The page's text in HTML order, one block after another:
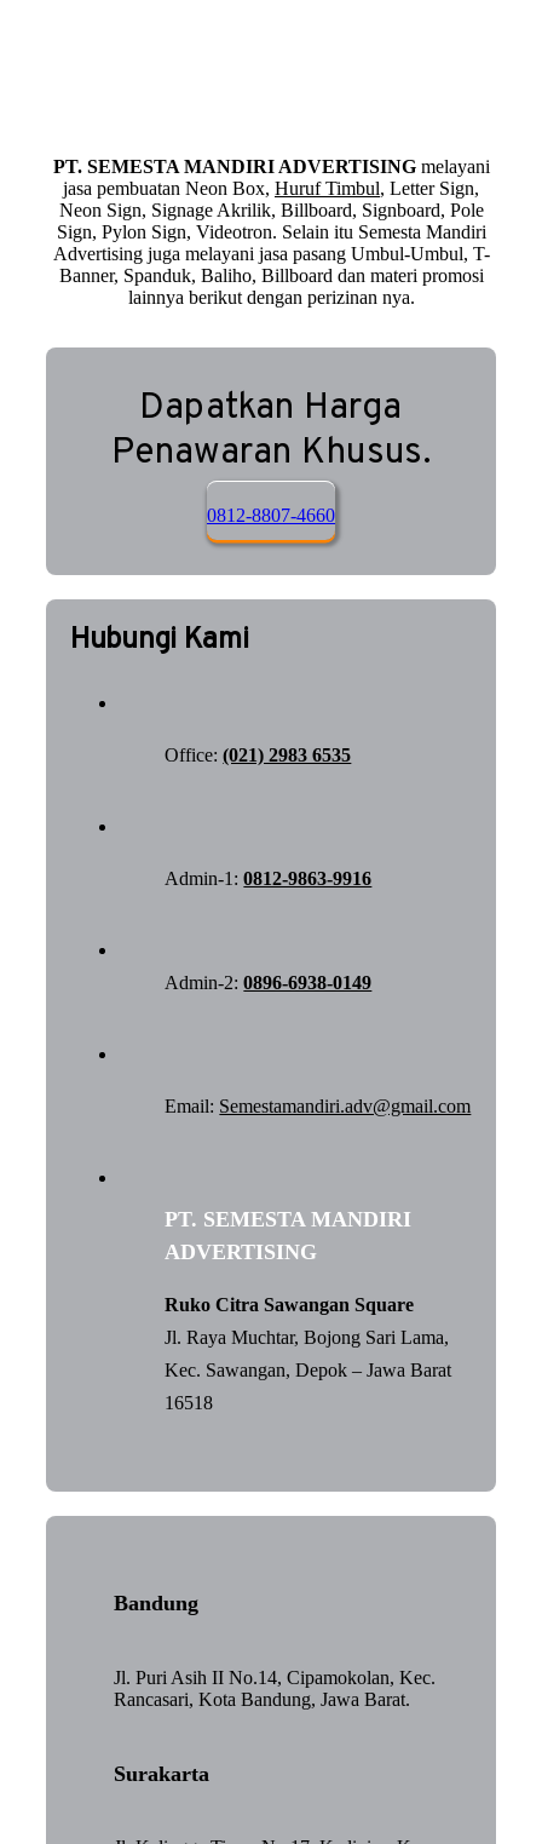
PT. SEMESTA MANDIRI ADVERTISINGmelayani
jasa pembuatan Neon Box, Huruf Timbul, Letter Sign,
Neon Sign, Signage Akrilik, Billboard, Signboard, Pole
Sign, Pylon Sign, Videotron. Selain itu Semesta Mandiri
Advertising juga melayani jasa pasang Umbul-Umbul, T-
Banner, Spanduk, Baliho, Billboard dan materi promosi
lainnya berikut dengan perizinan nya.
Dapatkan Harga
Penawaran Khusus.
0812-8807-4660
Hubungi Kami
Office:(021) 2983 6535
Admin-1:0812-9863-9916
Admin-2:0896-6938-0149
Email: Semestamandiri.adv@gmail.com
PT. SEMESTA MANDIRI
ADVERTISING
Ruko Citra Sawangan Square
Jl. Raya Muchtar, Bojong Sari Lama,
Kec. Sawangan, Depok – Jawa Barat
16518
Bandung
Jl. Puri Asih II No.14, Cipamokolan, Kec.
Rancasari, Kota Bandung, Jawa Barat.
Surakarta